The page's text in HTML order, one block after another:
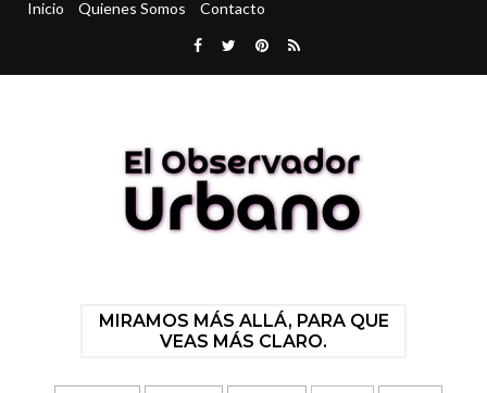
Inicio Quienes Somos Contacto
MIRAMOS MÁS ALLÁ, PARA QUE
VEAS MÁS CLARO.